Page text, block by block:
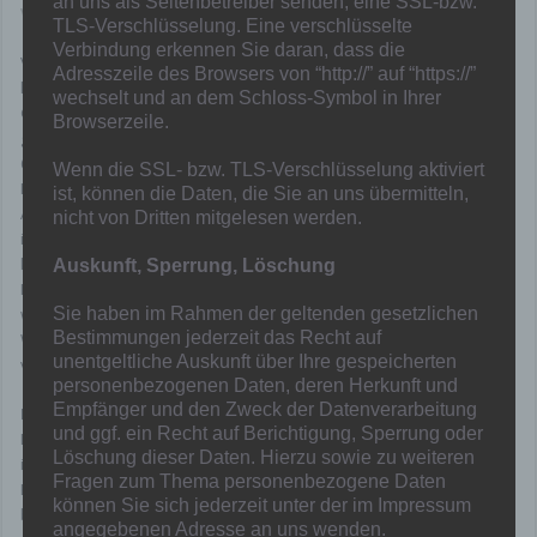
Von Kniestedt in Allgemein,Nachwuchs,News,Senioren
Vom 18. Oktober um 9 Uhr bis zum 15. November um 16 Uhr
können Ihre Unterstützer für Ihren Verein abstimmen. Die 150
Gruppen, die am 15. November um 16 Uhr die meisten Stimmen
6.000 Euro! Zur Stimmabgabe wird auf der Website die
Mobilfunknummer eingegeben. An diese wird eine SMS mit einem
Abstimmcode versendet, der einer Stimme entspricht. Dieser Code
ist für 48 Stunden gültig. Der SMS-Empfang innerhalb der EU ist
kostenlos, es entstehen durch die Abstimmung keinerlei Kosten. Die
Mobilfunknummern dienen ausschließlich der Abstimmung, sie
werden nicht für Werbezwecke verwendet. Bis zum Ablauf des
Wettbewerbs werden sie verschlüsselt gespeichert und danach
vollständig gelöscht.
Nun sind Sie gefragt:
Damit möglichst viele Unterstützer von Ihrer Teilnahme erfahren,
informieren Sie Ihre Mitglieder, Besucher, Familien, Freunde und
Bekannten über Ihre Teilnahme am SpardaLeuchtfeuer 2022. Am
besten in Social Media: Ihr Profil ist über den obigen Link direkt
TLS-Verschlüsselung. Eine verschlüsselte
Verbindung erkennen Sie daran, dass die
Adresszeile des Browsers von “http://” auf “https://”
wechselt und an dem Schloss-Symbol in Ihrer
Browserzeile.
Wenn die SSL- bzw. TLS-Verschlüsselung aktiviert
ist, können die Daten, die Sie an uns übermitteln,
nicht von Dritten mitgelesen werden.
Auskunft, Sperrung, Löschung
Sie haben im Rahmen der geltenden gesetzlichen
Bestimmungen jederzeit das Recht auf
unentgeltliche Auskunft über Ihre gespeicherten
personenbezogenen Daten, deren Herkunft und
Empfänger und den Zweck der Datenverarbeitung
und ggf. ein Recht auf Berichtigung, Sperrung oder
Löschung dieser Daten. Hierzu sowie zu weiteren
Fragen zum Thema personenbezogene Daten
können Sie sich jederzeit unter der im Impressum
angegebenen Adresse an uns wenden.